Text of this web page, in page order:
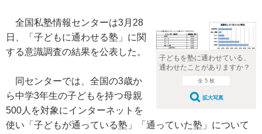
子どもを塾に通わせている、
通わせたことがありますか？
全 5 枚
拡大写真
全国私塾情報センターは3月28
日、「子どもに通わせる塾」に関
する意識調査の結果を公表した。
同センターでは、全国の3歳か
ら中学3年生の子どもを持つ母親
500人を対象にインターネットを
使い「子どもが通っている塾」「通っていた塾」について